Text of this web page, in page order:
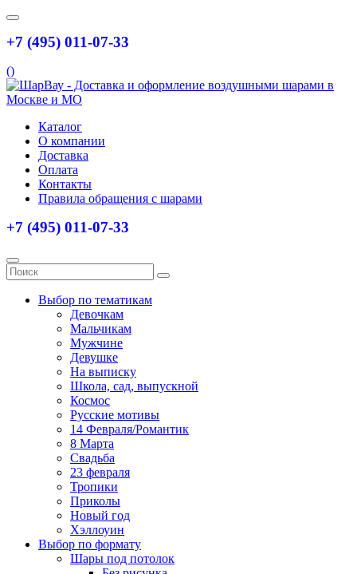
+7 (495) 011-07-33
()
Каталог
О компании
Доставка
Оплата
Контакты
Правила обращения с шарами
+7 (495) 011-07-33
Выбор по тематикам
Девочкам
Мальчикам
Мужчине
Девушке
На выписку
Школа, сад, выпускной
Космос
Русские мотивы
14 Февраля/Романтик
8 Марта
Свадьба
23 февраля
Тропики
Приколы
Новый год
Хэллоуин
Выбор по формату
Шары под потолок